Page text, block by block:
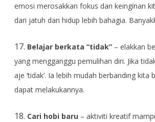
emosi merosakkan fokus dan keinginan
dari jatuh dan hidup lebih bahagia.
17. Belajar berkata “tidak” – elakkan
yang mengganggu pemulihan diri. Jika
aje ‘tidak’. Ia lebih mudah berbanding
dapat melakukannya.
18. Cari hobi baru – aktiviti kreatif